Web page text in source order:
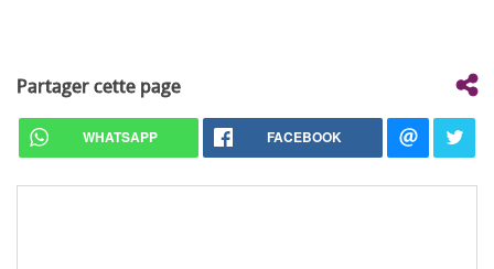
Partager cette page
WHATSAPP FACEBOOK